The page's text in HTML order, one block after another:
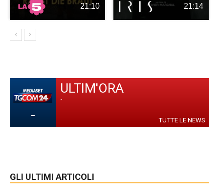
21:10 21:14
-
ULTIM'ORA
-
TUTTE LE NEWS
GLI ULTIMI ARTICOLI